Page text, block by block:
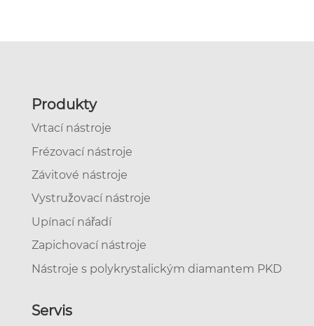
Produkty
Vrtací nástroje
Frézovací nástroje
Závitové nástroje
Vystružovací nástroje
Upínací nářadí
Zapichovací nástroje
Nástroje s polykrystalickým diamantem PKD
Servis